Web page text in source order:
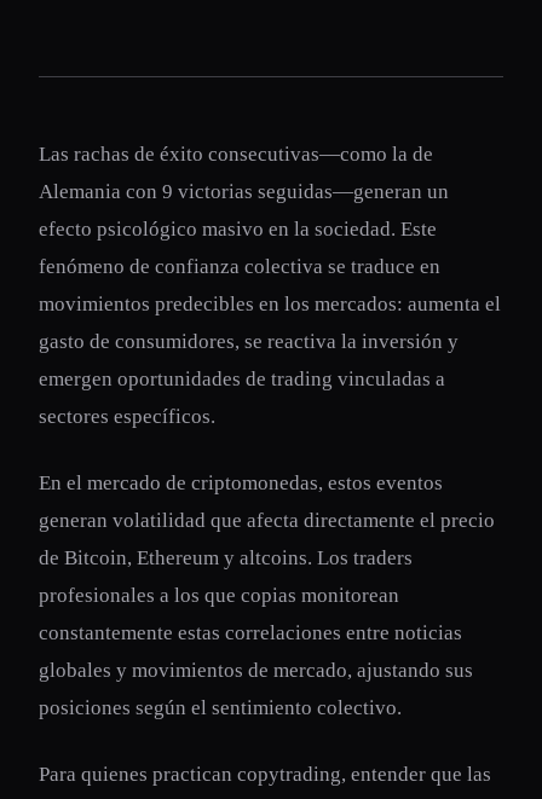
Las rachas de éxito consecutivas—como la de
Alemania con 9 victorias seguidas—generan un
efecto psicológico masivo en la sociedad. Este
fenómeno de confianza colectiva se traduce en
movimientos predecibles en los mercados: aumenta el
gasto de consumidores, se reactiva la inversión y
emergen oportunidades de trading vinculadas a
sectores específicos.
En el mercado de criptomonedas, estos eventos
generan volatilidad que afecta directamente el precio
de Bitcoin, Ethereum y altcoins. Los traders
profesionales a los que copias monitorean
constantemente estas correlaciones entre noticias
globales y movimientos de mercado, ajustando sus
posiciones según el sentimiento colectivo.
Para quienes practican copytrading, entender que las